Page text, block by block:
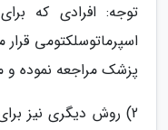
توجه: افرادی که
اسپرماتوسلکتومی
پزشک مراجعه نموده و
2) روش دیگری نیز